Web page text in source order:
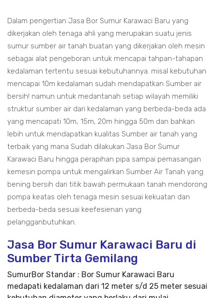
Dalam pengertian Jasa Bor Sumur Karawaci Baru yang
dikerjakan oleh tenaga ahli yang merupakan suatu jenis
sumur sumber air tanah buatan yang dikerjakan oleh mesin
sebagai alat pengeboran untuk mencapai tahpan-tahapan
kedalaman tertentu sesuai kebutuhannya. misal kebutuhan
mencapai 10m kedalaman sudah mendapatkan Sumber air
bersih! namun untuk medantanah setiap wilayah memiliki
struktur sumber air dari kedalaman yang berbeda-beda ada
yang mencapati 10m, 15m, 20m hingga 50m dan bahkan
lebih untuk mendapatkan kualitas Sumber air tanah yang
terbaik yang mana Sudah dilakukan Jasa Bor Sumur
Karawaci Baru hingga perapihan pipa sampai pemasangan
kemesin pompa untuk mengalirkan Sumber Air Tanah yang
bening bersih dari titik bawah permukaan tanah mendorong
pompa keatas oleh tenaga mesin sesuai kekuatan dan
berbeda-beda sesuai keefesienan yang
pelangganbutuhkan.
Jasa Bor Sumur Karawaci Baru di
Sumber Tirta Gemilang
SumurBor Standar : Bor Sumur Karawaci Baru
medapati kedalaman dari 12 meter s/d 25 meter sesuai